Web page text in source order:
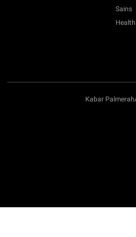
Sains
Health
Kabar Palmerah